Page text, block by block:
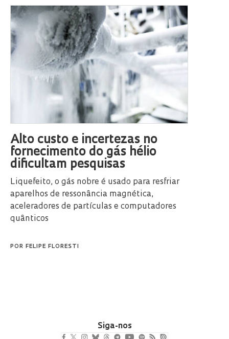
Alto custo e incertezas no
fornecimento do gás hélio
dificultam pesquisas
Liquefeito, o gás nobre é usado para resfriar
aparelhos de ressonância magnética,
aceleradores de partículas e computadores
quânticos
POR FELIPE FLORESTI
Siga-nos